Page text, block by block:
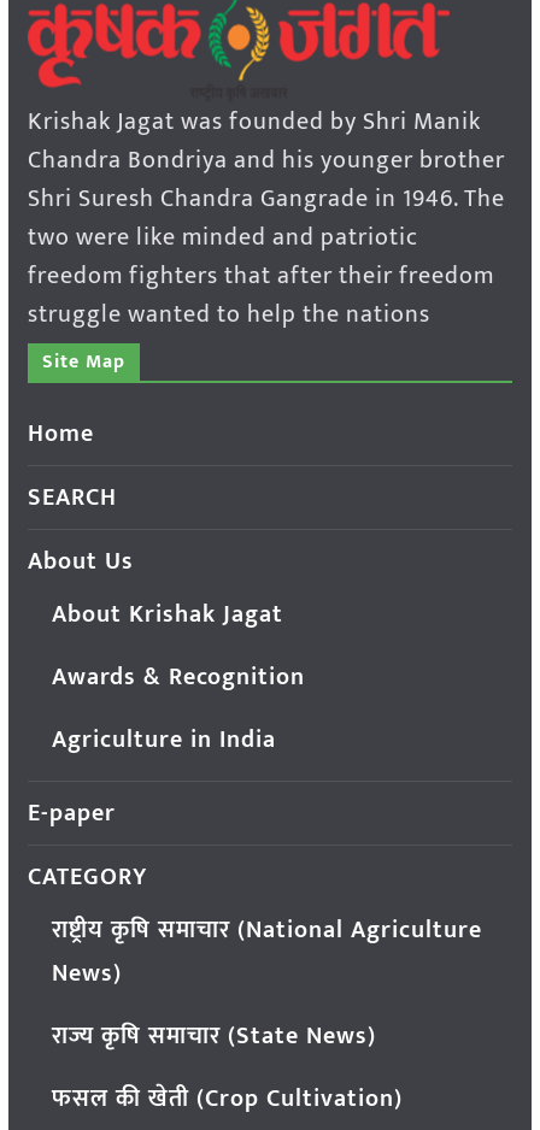
Krishak Jagat was founded by Shri Manik
Chandra Bondriya and his younger brother
Shri Suresh Chandra Gangrade in 1946. The
two were like minded and patriotic
freedom fighters that after their freedom
struggle wanted to help the nations
Site Map
Home
SEARCH
About Us
About Krishak Jagat
Awards & Recognition
Agriculture in India
E-paper
CATEGORY
राष्ट्रीय कृषि समाचार (National Agriculture
News)
राज्य कृषि समाचार (State News)
फसल की खेती (Crop Cultivation)